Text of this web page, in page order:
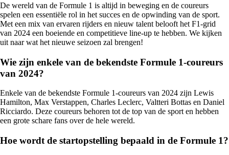
De wereld van de Formule 1 is altijd in beweging en de coureurs
spelen een essentiële rol in het succes en de opwinding van de sport.
Met een mix van ervaren rijders en nieuw talent belooft het F1-grid
van 2024 een boeiende en competitieve line-up te hebben. We kijken
uit naar wat het nieuwe seizoen zal brengen!
Wie zijn enkele van de bekendste Formule 1-coureurs
van 2024?
Enkele van de bekendste Formule 1-coureurs van 2024 zijn Lewis
Hamilton, Max Verstappen, Charles Leclerc, Valtteri Bottas en Daniel
Ricciardo. Deze coureurs behoren tot de top van de sport en hebben
een grote schare fans over de hele wereld.
Hoe wordt de startopstelling bepaald in de Formule 1?